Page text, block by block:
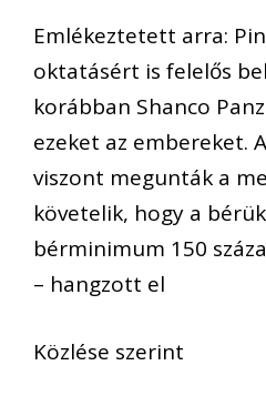
Emlékeztetett arra:
oktatásért is felelős
korábban Shanco
ezeket az embereket.
viszont megunták a
követelik, hogy a
bérminimum 150
– hangzott el
Közlése szerint